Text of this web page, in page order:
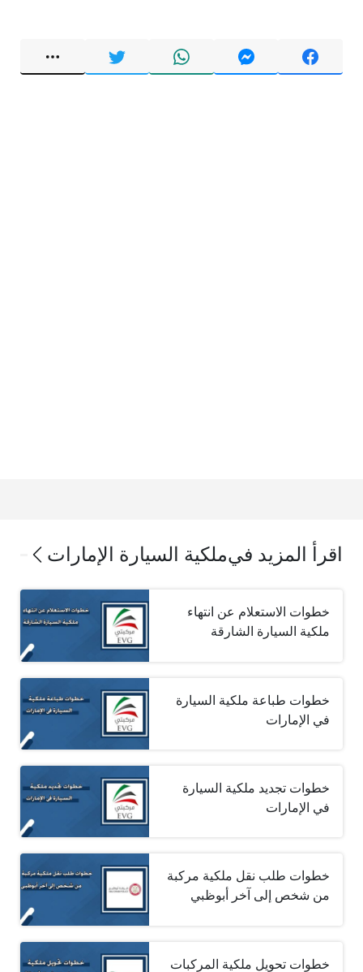
اقرأ المزيد فيملكية السيارة الإمارات
خطوات الاستعلام عن انتهاء
ملكية السيارة الشارقة
خطوات طباعة ملكية السيارة
في الإمارات
خطوات تجديد ملكية السيارة
في الإمارات
خطوات طلب نقل ملكية مركبة
من شخص إلى آخر أبوظبي
خطوات تحويل ملكية المركبات